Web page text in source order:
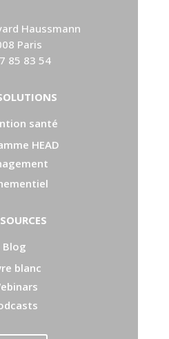
Haussmann
Paris
85 83 54
santé
HEAD
Blog
blanc